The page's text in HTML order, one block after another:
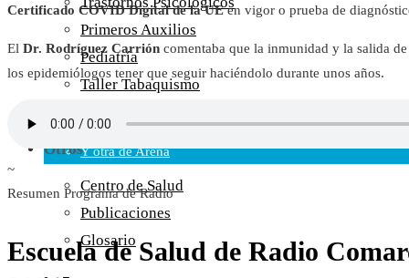
Audio
Cara Oscura Sanidad
Humor
Cal y Arena
Una de Cal
Y otra de Arena
Noticias Sanitarias
Primeros Auxilios
Pediatría
Taller Tabaquismo
Otros
Centro de Salud
Publicaciones
Glosario
Certificado COVID Digital de la UEen vigor o prueba de
El Dr. Rodríguez Carrión comentaba que la inmunidad y la salida
los epidemiólogos tener que seguir haciéndolo durante unos años.
~
Resumen Programa de Radio
Escuela de Salud de Radio